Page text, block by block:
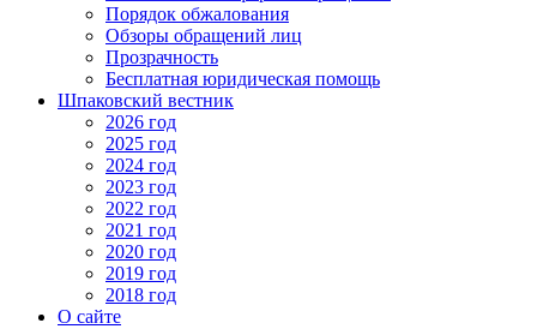
Порядок обжалования
Обзоры обращений лиц
Прозрачность
Бесплатная юридическая помощь
Шпаковский вестник
2026 год
2025 год
2024 год
2023 год
2022 год
2021 год
2020 год
2019 год
2018 год
О сайте